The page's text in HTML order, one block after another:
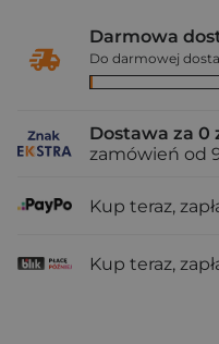
Darmowa
Do darmowej
Dostawa za 0
zamówień od
Kup teraz,
Kup teraz,